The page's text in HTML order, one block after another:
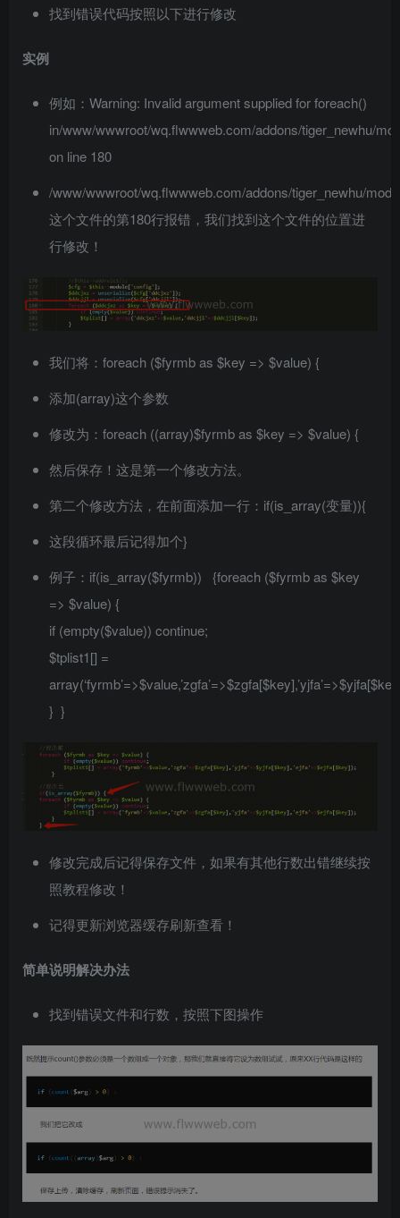
找到错误代码按照以下进行修改
实例
例如：Warning: Invalid argument supplied for foreach()
in/www/wwwroot/wq.flwwweb.com/addons/tiger_newhu/
on line 180
/www/wwwroot/wq.flwwweb.com/addons/tiger_newhu/
这个文件的第180行报错，我们找到这个文件的位置进
行修改！
我们将：foreach ($fyrmb as $key => $value) {
添加(array)这个参数
修改为：foreach ((array)$fyrmb as $key => $value) {
然后保存！这是第一个修改方法。
第二个修改方法，在前面添加一行：if(is_array(变量)){
这段循环最后记得加个}
例子：if(is_array($fyrmb)) {foreach ($fyrmb as $key
=> $value) {
if (empty($value)) continue;
$tplist1[] =
} }
修改完成后记得保存文件，如果有其他行数出错继续按
照教程修改！
记得更新浏览器缓存刷新查看！
简单说明解决办法
找到错误文件和行数，按照下图操作